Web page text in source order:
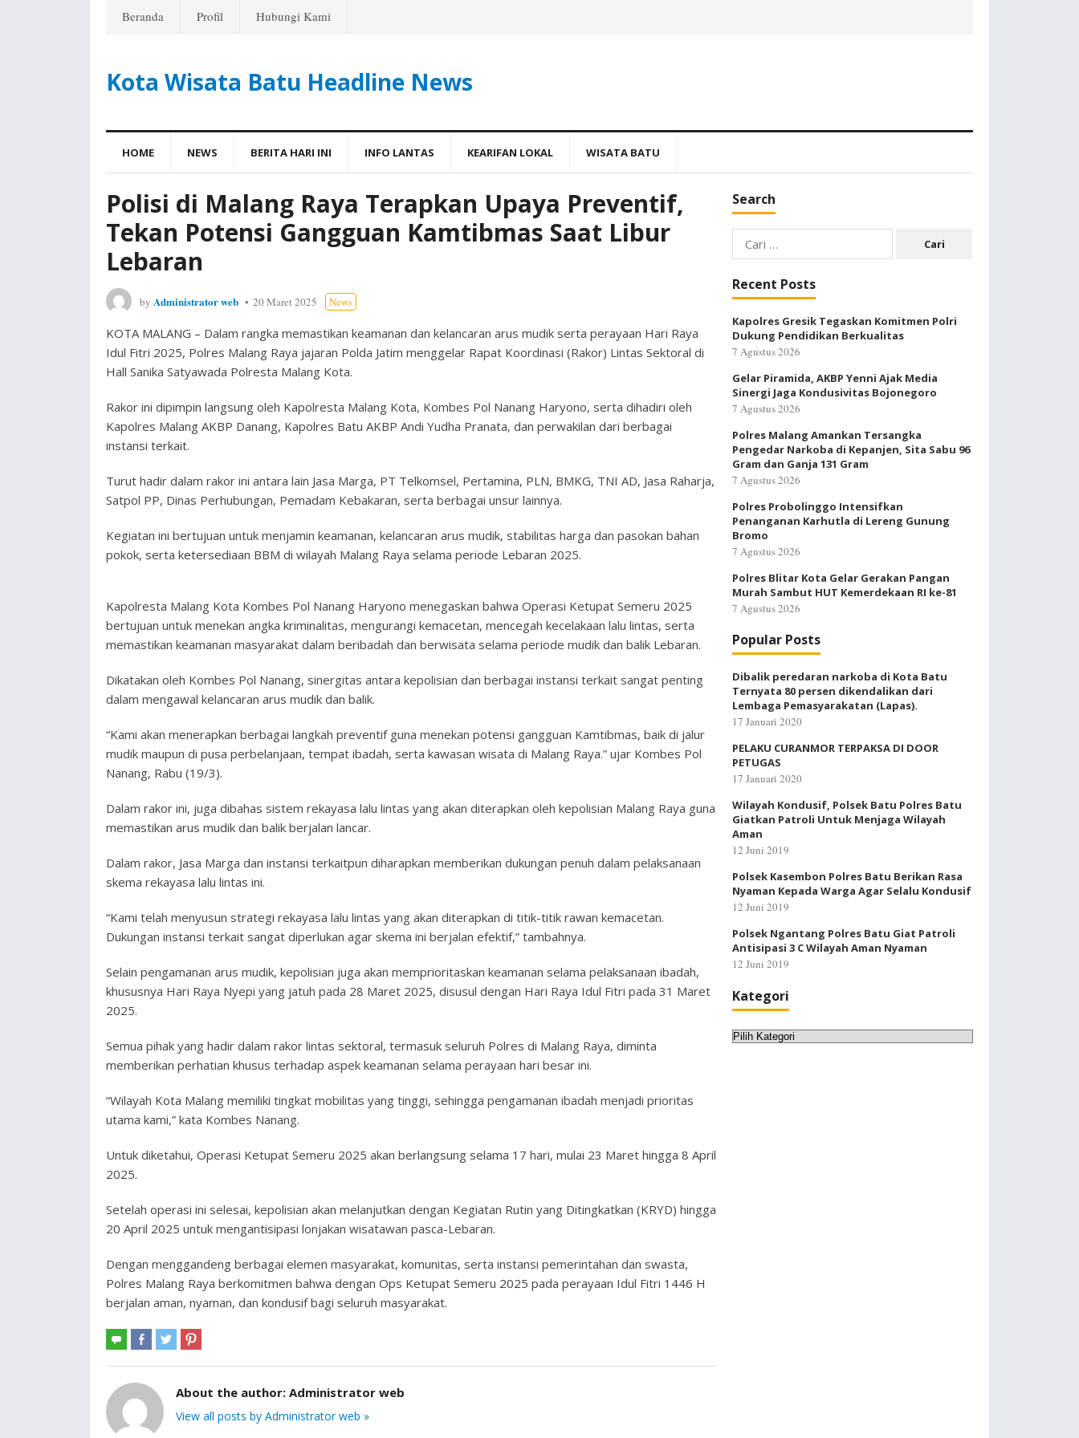
Beranda Profil Hubungi Kami
Kota Wisata Batu Headline News
HOME NEWS BERITA HARI INI INFO LANTAS KEARIFAN LOKAL WISATA BATU
Polisi di Malang Raya Terapkan Upaya Preventif,
Tekan Potensi Gangguan Kamtibmas Saat Libur
Lebaran
by Administrator web 20 Maret 2025 News
KOTA MALANG – Dalam rangka memastikan keamanan dan kelancaran arus mudik serta perayaan Hari Raya
Idul Fitri 2025, Polres Malang Raya jajaran Polda Jatim menggelar Rapat Koordinasi (Rakor) Lintas Sektoral di
Hall Sanika Satyawada Polresta Malang Kota.
Rakor ini dipimpin langsung oleh Kapolresta Malang Kota, Kombes Pol Nanang Haryono, serta dihadiri oleh
Kapolres Malang AKBP Danang, Kapolres Batu AKBP Andi Yudha Pranata, dan perwakilan dari berbagai
instansi terkait.
Turut hadir dalam rakor ini antara lain Jasa Marga, PT Telkomsel, Pertamina, PLN, BMKG, TNI AD, Jasa Raharja,
Satpol PP, Dinas Perhubungan, Pemadam Kebakaran, serta berbagai unsur lainnya.
Kegiatan ini bertujuan untuk menjamin keamanan, kelancaran arus mudik, stabilitas harga dan pasokan bahan
pokok, serta ketersediaan BBM di wilayah Malang Raya selama periode Lebaran 2025.
Kapolresta Malang Kota Kombes Pol Nanang Haryono menegaskan bahwa Operasi Ketupat Semeru 2025
bertujuan untuk menekan angka kriminalitas, mengurangi kemacetan, mencegah kecelakaan lalu lintas, serta
memastikan keamanan masyarakat dalam beribadah dan berwisata selama periode mudik dan balik Lebaran.
Dikatakan oleh Kombes Pol Nanang, sinergitas antara kepolisian dan berbagai instansi terkait sangat penting
dalam mengawal kelancaran arus mudik dan balik.
“Kami akan menerapkan berbagai langkah preventif guna menekan potensi gangguan Kamtibmas, baik di jalur
mudik maupun di pusa perbelanjaan, tempat ibadah, serta kawasan wisata di Malang Raya.” ujar Kombes Pol
Nanang, Rabu (19/3).
Dalam rakor ini, juga dibahas sistem rekayasa lalu lintas yang akan diterapkan oleh kepolisian Malang Raya guna
memastikan arus mudik dan balik berjalan lancar.
Dalam rakor, Jasa Marga dan instansi terkaitpun diharapkan memberikan dukungan penuh dalam pelaksanaan
skema rekayasa lalu lintas ini.
“Kami telah menyusun strategi rekayasa lalu lintas yang akan diterapkan di titik-titik rawan kemacetan.
Dukungan instansi terkait sangat diperlukan agar skema ini berjalan efektif,” tambahnya.
Selain pengamanan arus mudik, kepolisian juga akan memprioritaskan keamanan selama pelaksanaan ibadah,
khususnya Hari Raya Nyepi yang jatuh pada 28 Maret 2025, disusul dengan Hari Raya Idul Fitri pada 31 Maret
2025.
Semua pihak yang hadir dalam rakor lintas sektoral, termasuk seluruh Polres di Malang Raya, diminta
memberikan perhatian khusus terhadap aspek keamanan selama perayaan hari besar ini.
“Wilayah Kota Malang memiliki tingkat mobilitas yang tinggi, sehingga pengamanan ibadah menjadi prioritas
utama kami,” kata Kombes Nanang.
Untuk diketahui, Operasi Ketupat Semeru 2025 akan berlangsung selama 17 hari, mulai 23 Maret hingga 8 April
2025.
Setelah operasi ini selesai, kepolisian akan melanjutkan dengan Kegiatan Rutin yang Ditingkatkan (KRYD) hingga
20 April 2025 untuk mengantisipasi lonjakan wisatawan pasca-Lebaran.
Dengan menggandeng berbagai elemen masyarakat, komunitas, serta instansi pemerintahan dan swasta,
Polres Malang Raya berkomitmen bahwa dengan Ops Ketupat Semeru 2025 pada perayaan Idul Fitri 1446 H
berjalan aman, nyaman, dan kondusif bagi seluruh masyarakat.
About the author: Administrator web
View all posts by Administrator web »
Search
Cari
untuk:
Recent Posts
Kapolres Gresik Tegaskan Komitmen Polri
Dukung Pendidikan Berkualitas
7 Agustus 2026
Gelar Piramida, AKBP Yenni Ajak Media
Sinergi Jaga Kondusivitas Bojonegoro
7 Agustus 2026
Polres Malang Amankan Tersangka
Pengedar Narkoba di Kepanjen, Sita Sabu 96
Gram dan Ganja 131 Gram
7 Agustus 2026
Polres Probolinggo Intensifkan
Penanganan Karhutla di Lereng Gunung
Bromo
7 Agustus 2026
Polres Blitar Kota Gelar Gerakan Pangan
Murah Sambut HUT Kemerdekaan RI ke-81
7 Agustus 2026
Popular Posts
Dibalik peredaran narkoba di Kota Batu
Ternyata 80 persen dikendalikan dari
Lembaga Pemasyarakatan (Lapas).
17 Januari 2020
PELAKU CURANMOR TERPAKSA DI DOOR
PETUGAS
17 Januari 2020
Wilayah Kondusif, Polsek Batu Polres Batu
Giatkan Patroli Untuk Menjaga Wilayah
Aman
12 Juni 2019
Polsek Kasembon Polres Batu Berikan Rasa
Nyaman Kepada Warga Agar Selalu Kondusif
12 Juni 2019
Polsek Ngantang Polres Batu Giat Patroli
Antisipasi 3 C Wilayah Aman Nyaman
12 Juni 2019
Kategori
Kategori